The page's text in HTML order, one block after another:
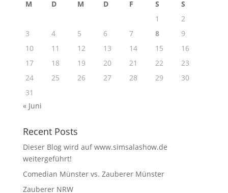
M D M D F S
S
1
2
3
4 5 6 7 8
9
10
11 12 13 14 15
16
17
18 19 20 21 22
23
24
25 26 27 28 29
30
31
« Juni
Recent Posts
Dieser Blog wird auf www.simsalashow.de
weitergeführt!
Comedian Münster vs. Zauberer Münster
Zauberer NRW